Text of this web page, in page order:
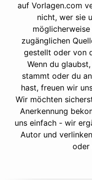
auf Vorlagen.com
nicht, wer sie
zugänglichen
gestellt oder von
Wenn du
stammt oder du
hast, freuen wir
Wir möchten
Anerkennung
uns einfach - wir
Autor und
oder